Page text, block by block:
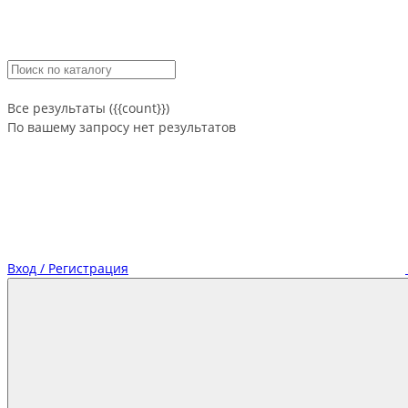
Все результаты ({{count}})
По вашему запросу нет результатов
Вход / Регистрация